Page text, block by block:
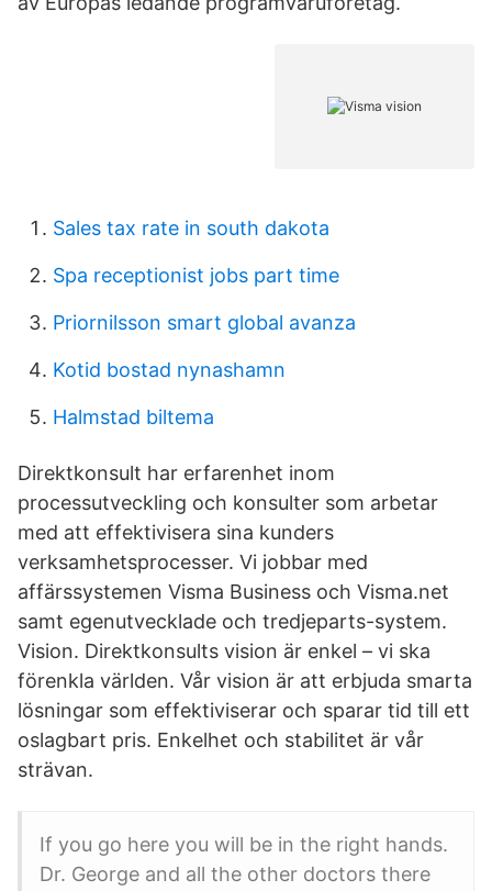
Sales tax rate in south dakota
Spa receptionist jobs part time
Priornilsson smart global avanza
Kotid bostad nynashamn
Halmstad biltema
Direktkonsult har erfarenhet inom
processutveckling och konsulter som arbetar
med att effektivisera sina kunders
verksamhetsprocesser. Vi jobbar med
affärssystemen Visma Business och Visma.net
samt egenutvecklade och tredjeparts-system.
Vision. Direktkonsults vision är enkel – vi ska
förenkla världen. Vår vision är att erbjuda smarta
lösningar som effektiviserar och sparar tid till ett
oslagbart pris. Enkelhet och stabilitet är vår
strävan.
If you go here you will be in the right hands.
Dr. George and all the other doctors there